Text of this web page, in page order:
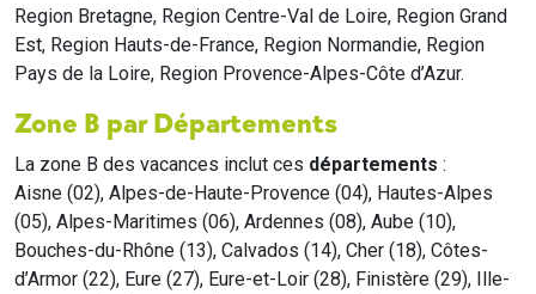
Region Bretagne, Region Centre-Val de Loire, Region Grand
Est, Region Hauts-de-France, Region Normandie, Region
Pays de la Loire, Region Provence-Alpes-Côte d’Azur.
Zone B par Départements
La zone B des vacances inclut ces départements :
Aisne (02), Alpes-de-Haute-Provence (04), Hautes-Alpes
(05), Alpes-Maritimes (06), Ardennes (08), Aube (10),
Bouches-du-Rhône (13), Calvados (14), Cher (18), Côtes-
d’Armor (22), Eure (27), Eure-et-Loir (28), Finistère (29), Ille-